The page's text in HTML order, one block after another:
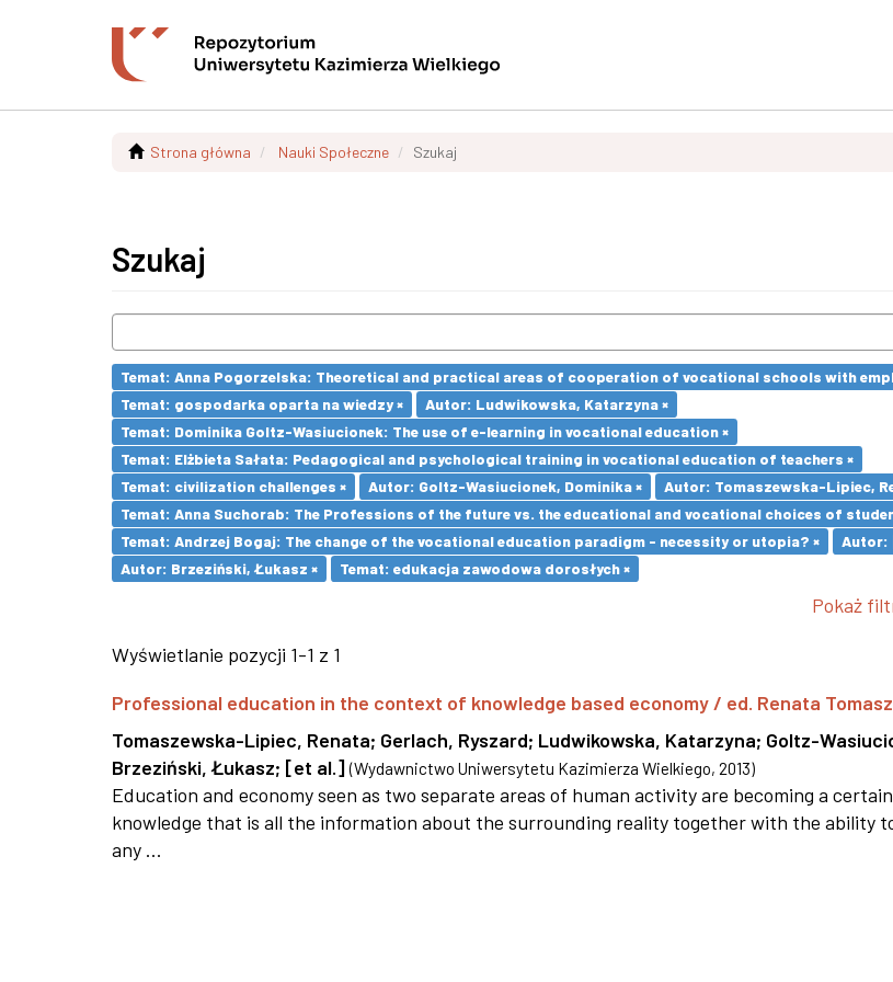
Strona główna Nauki Społeczne Szukaj
Szukaj
Temat: Anna Pogorzelska: Theoretical and practical areas of cooperation of vocational schools with
Temat: gospodarka oparta na wiedzy ×
Autor: Ludwikowska, Katarzyna ×
Temat: Dominika Goltz-Wasiucionek: The use of e-learning in vocational education ×
Temat: Elżbieta Sałata: Pedagogical and psychological training in vocational education of teachers ×
Temat: civilization challenges ×
Autor: Goltz-Wasiucionek, Dominika ×
Autor: Tomaszewska-Lipiec,
Temat: Anna Suchorab: The Professions of the future vs. the educational and vocational choices of
Temat: Andrzej Bogaj: The change of the vocational education paradigm - necessity or utopia? ×
Autor:
Autor: Brzeziński, Łukasz ×
Temat: edukacja zawodowa dorosłych ×
Pokaż
Wyświetlanie pozycji 1-1 z 1
Professional education in the context of knowledge based economy / ed. Renata
Tomaszewska-Lipiec, Renata; Gerlach, Ryszard; Ludwikowska, Katarzyna; Goltz-
Brzeziński, Łukasz; [et al.] (Wydawnictwo Uniwersytetu Kazimierza Wielkiego, 2013)
Education and economy seen as two separate areas of human activity are becoming a
knowledge that is all the information about the surrounding reality together with the ability
any ...